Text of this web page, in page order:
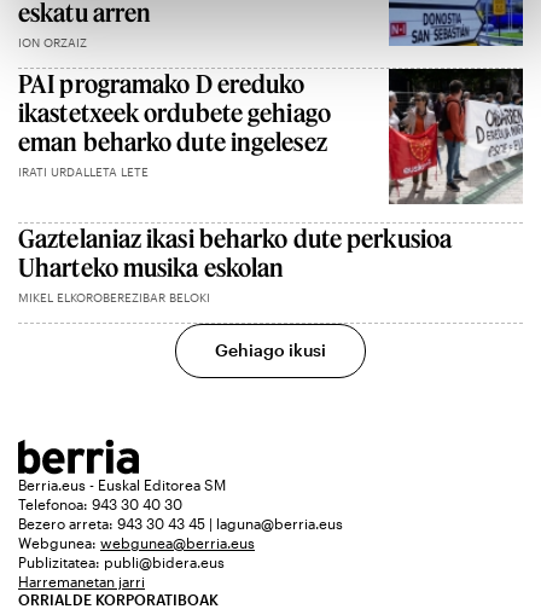
eskatu arren
ION ORZAIZ
PAI programako D ereduko
ikastetxeek ordubete gehiago
eman beharko dute ingelesez
IRATI URDALLETA LETE
Gaztelaniaz ikasi beharko dute perkusioa
Uharteko musika eskolan
MIKEL ELKOROBEREZIBAR BELOKI
Gehiago ikusi
Berria.eus - Euskal Editorea SM
Telefonoa: 943 30 40 30
Bezero arreta: 943 30 43 45 | laguna@berria.eus
Webgunea: webgunea@berria.eus
Publizitatea: publi@bidera.eus
Harremanetan jarri
ORRIALDE KORPORATIBOAK